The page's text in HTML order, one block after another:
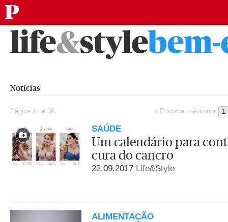
Saltarlife&style
Notícias
Página 1 de 36 « Primeira ‹ Anterior 1
SAÚDE
Um calendário para
cura do cancro
22.09.2017 Life&Style
ALIMENTAÇÃO